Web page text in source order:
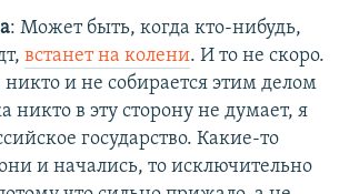
: Может быть, когда кто-нибудь,
встанет на колени. И то не скоро.
и не собирается этим делом
никто в эту сторону не думает, я
государство. Какие-то
и начались, то исключительно